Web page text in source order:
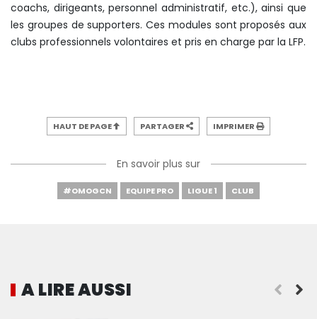
coachs, dirigeants, personnel administratif, etc.), ainsi que
les groupes de supporters. Ces modules sont proposés aux
clubs professionnels volontaires et pris en charge par la LFP.
HAUT DE PAGE PARTAGER IMPRIMER
En savoir plus sur
#OMOGCN EQUIPE PRO LIGUE 1 CLUB
A LIRE AUSSI